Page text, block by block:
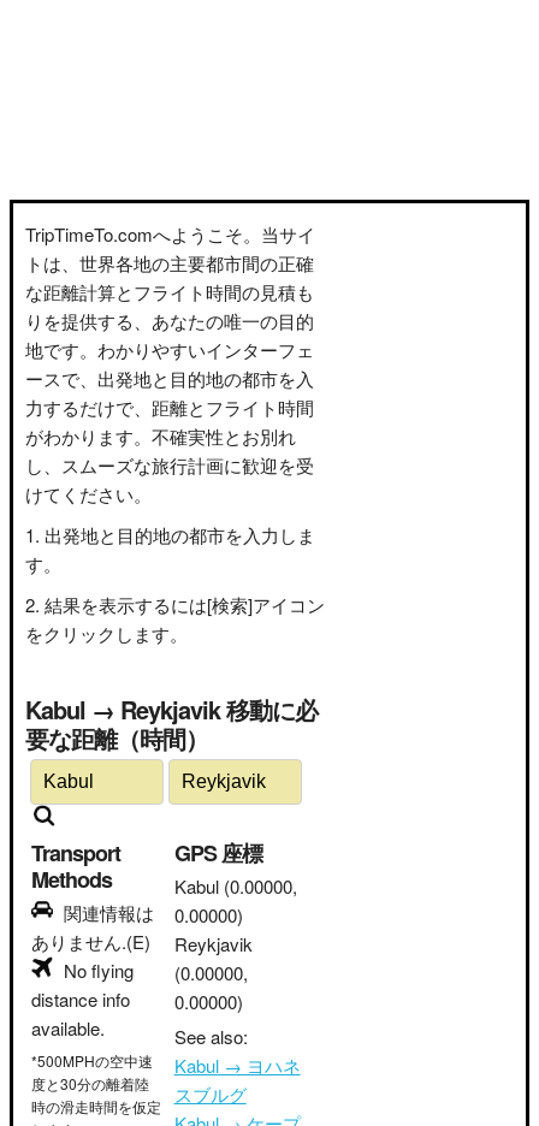
TripTimeTo.comへようこそ。当サイ
トは、世界各地の主要都市間の正確
な距離計算とフライト時間の見積も
りを提供する、あなたの唯一の目的
地です。わかりやすいインターフェ
ースで、出発地と目的地の都市を入
力するだけで、距離とフライト時間
がわかります。不確実性とお別れ
し、スムーズな旅行計画に歓迎を受
けてください。
出発地と目的地の都市を入力しま
す。
結果を表示するには[検索]アイコン
をクリックします。
Kabul → Reykjavik 移動に必
要な距離（時間）
Transport
Methods
関連情報は
ありません.(E)
No flying
distance info
available.
*500MPHの空中速
度と30分の離着陸
時の滑走時間を仮定
GPS 座標
Kabul (0.00000,
0.00000)
Reykjavik
(0.00000,
0.00000)
See also:
Kabul → ヨハネ
スブルグ